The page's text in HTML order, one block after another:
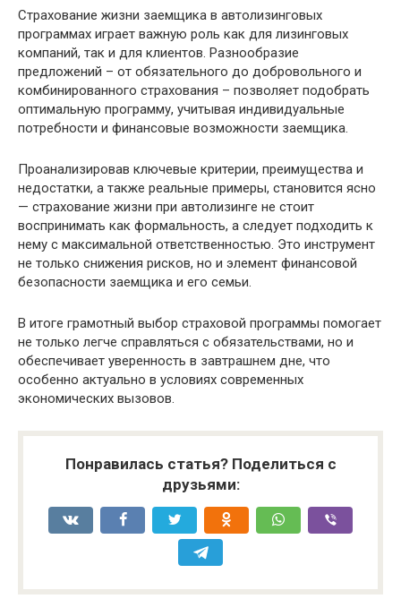
Страхование жизни заемщика в автолизинговых
программах играет важную роль как для лизинговых
компаний, так и для клиентов. Разнообразие
предложений – от обязательного до добровольного и
комбинированного страхования – позволяет подобрать
оптимальную программу, учитывая индивидуальные
потребности и финансовые возможности заемщика.
Проанализировав ключевые критерии, преимущества и
недостатки, а также реальные примеры, становится ясно
— страхование жизни при автолизинге не стоит
воспринимать как формальность, а следует подходить к
нему с максимальной ответственностью. Это инструмент
не только снижения рисков, но и элемент финансовой
безопасности заемщика и его семьи.
В итоге грамотный выбор страховой программы помогает
не только легче справляться с обязательствами, но и
обеспечивает уверенность в завтрашнем дне, что
особенно актуально в условиях современных
экономических вызовов.
Понравилась статья? Поделиться с
друзьями: